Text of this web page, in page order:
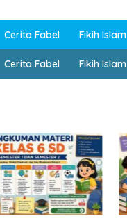
Cerita Fabel Fikih Islam
Cerita Fabel Fikih Islam